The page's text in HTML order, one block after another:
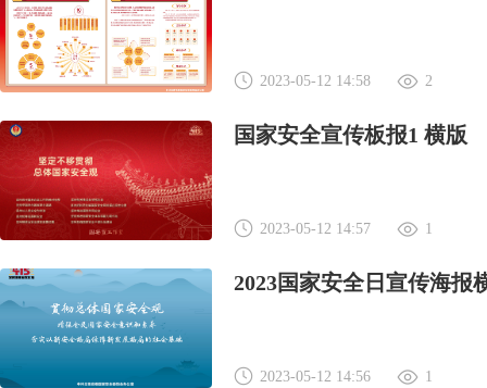
2023-05-12 14:58 2
国家安全宣传板报1 横版
2023-05-12 14:57 1
2023国家安全日宣传海报
2023-05-12 14:56 1